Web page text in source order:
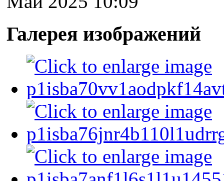
Галерея изображений